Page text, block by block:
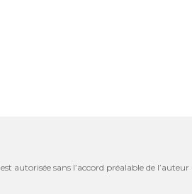
autorisée sans l’accord préalable de l’auteur